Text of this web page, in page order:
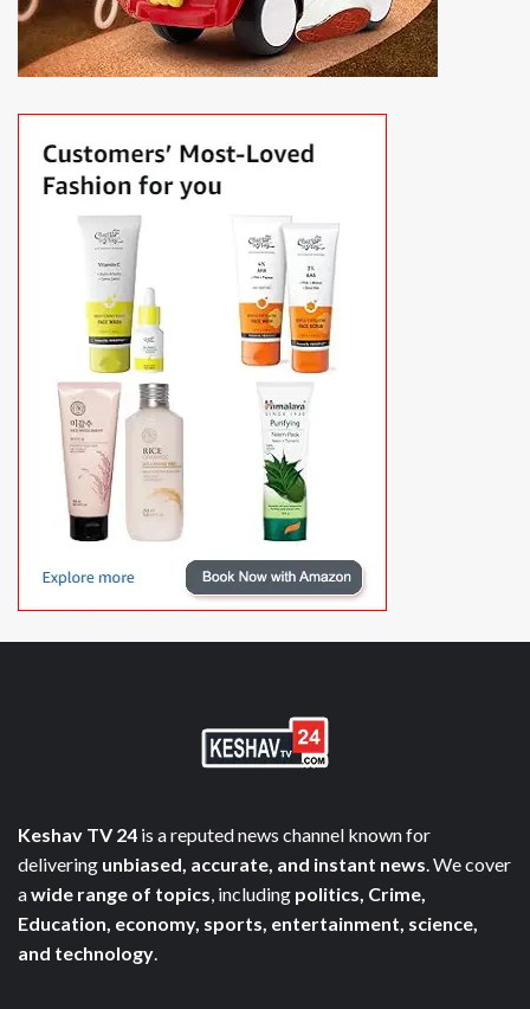
Keshav TV 24 is a reputed news channel known for
delivering unbiased, accurate, and instant news . We cover
awide range of topics , including politics, Crime,
Education, economy, sports, entertainment, science,
and technology